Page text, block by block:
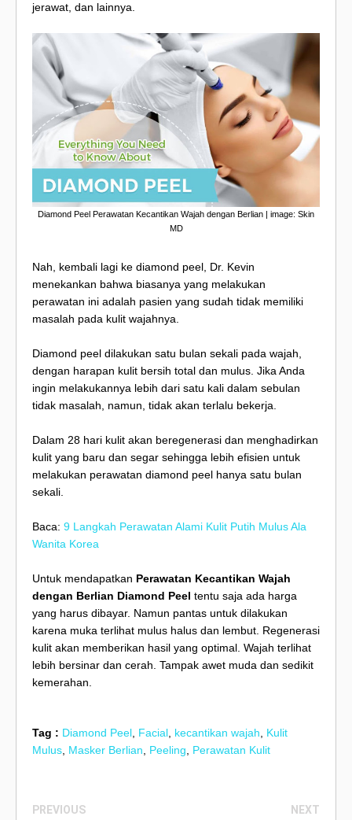
jerawat, dan lainnya.
Diamond Peel Perawatan Kecantikan Wajah dengan Berlian | image: Skin
MD
Nah, kembali lagi ke diamond peel, Dr. Kevin
menekankan bahwa biasanya yang melakukan
perawatan ini adalah pasien yang sudah tidak memiliki
masalah pada kulit wajahnya.
Diamond peel dilakukan satu bulan sekali pada wajah,
dengan harapan kulit bersih total dan mulus. Jika Anda
ingin melakukannya lebih dari satu kali dalam sebulan
tidak masalah, namun, tidak akan terlalu bekerja.
Dalam 28 hari kulit akan beregenerasi dan menghadirkan
kulit yang baru dan segar sehingga lebih efisien untuk
melakukan perawatan diamond peel hanya satu bulan
sekali.
Baca: 9 Langkah Perawatan Alami Kulit Putih Mulus Ala
Wanita Korea
Untuk mendapatkan Perawatan Kecantikan Wajah
dengan Berlian Diamond Peel tentu saja ada harga
yang harus dibayar. Namun pantas untuk dilakukan
karena muka terlihat mulus halus dan lembut. Regenerasi
kulit akan memberikan hasil yang optimal. Wajah terlihat
lebih bersinar dan cerah. Tampak awet muda dan sedikit
kemerahan.
Tag : Diamond Peel Facial kecantikan wajah
Kulit
Mulus Masker Berlian Peeling Perawatan Kulit
PREVIOUS
NEXT